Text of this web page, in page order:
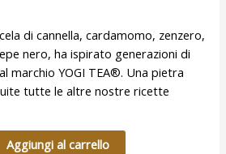
di cannella, cardamomo, zenzero,
nero, ha ispirato generazioni di
marchio YOGI TEA®. Una pietra
tutte le altre nostre ricette
Aggiungi al carrello